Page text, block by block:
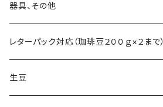
器具、その他
レターパック対応（珈琲豆２００ｇ×２まで）
生豆